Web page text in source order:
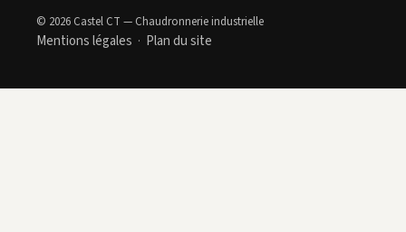
© 2026 Castel CT — Chaudronnerie industrielle
Mentions légales · Plan du site